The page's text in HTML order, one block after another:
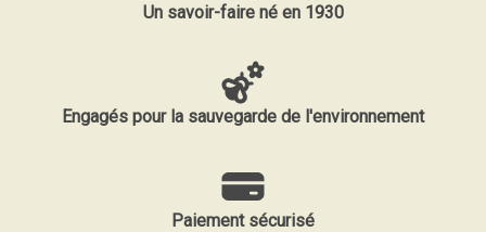
Un savoir-faire né en 1930
Engagés pour la sauvegarde de l'environnement
Paiement sécurisé